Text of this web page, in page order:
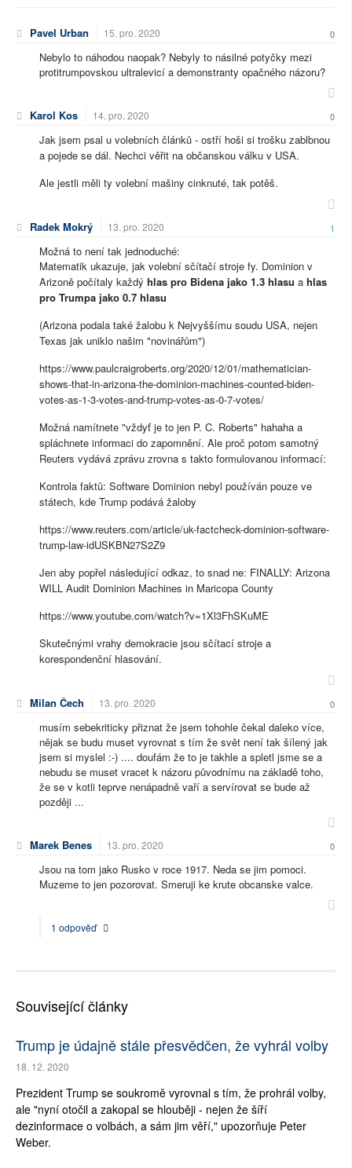
Pavel Urban 15. pro. 2020 0
Nebylo to náhodou naopak? Nebyly to násilné potyčky mezi
protitrumpovskou ultralevicí a demonstranty opačného názoru?
Karol Kos 14. pro. 2020 0
Jak jsem psal u volebních článků - ostří hoši si trošku zablbnou
a pojede se dál. Nechci věřit na občanskou válku v USA.
Ale jestli měli ty volební mašiny cinknuté, tak potěš.
Radek Mokrý 13. pro. 2020 1
Možná to není tak jednoduché:
Matematik ukazuje, jak volební sčítačí stroje fy. Dominion v
Arizoně počítaly každý hlas pro Bidena jako 1.3 hlasu a hlas
pro Trumpa jako 0.7 hlasu
(Arizona podala také žalobu k Nejvyššímu soudu USA, nejen
Texas jak uniklo našim "novinářům")
https://www.paulcraigroberts.org/2020/12/01/mathematician-
shows-that-in-arizona-the-dominion-machines-counted-biden-
votes-as-1-3-votes-and-trump-votes-as-0-7-votes/
Možná namítnete "vždyť je to jen P. C. Roberts" hahaha a
spláchnete informaci do zapomnění. Ale proč potom samotný
Reuters vydává zprávu zrovna s takto formulovanou informací:
Kontrola faktů: Software Dominion nebyl používán pouze ve
státech, kde Trump podává žaloby
https://www.reuters.com/article/uk-factcheck-dominion-software-
trump-law-idUSKBN27S2Z9
Jen aby popřel následující odkaz, to snad ne: FINALLY: Arizona
WILL Audit Dominion Machines in Maricopa County
https://www.youtube.com/watch?v=1Xl3FhSKuME
Skutečnými vrahy demokracie jsou sčítací stroje a
korespondenční hlasování.
Milan Čech 13. pro. 2020 0
musím sebekriticky přiznat že jsem tohohle čekal daleko více,
nějak se budu muset vyrovnat s tím že svět není tak šílený jak
jsem si myslel :-) .... doufám že to je takhle a spletl jsme se a
nebudu se muset vracet k názoru původnímu na základě toho,
že se v kotli teprve nenápadně vaří a servírovat se bude až
později ...
Marek Benes 13. pro. 2020 0
Jsou na tom jako Rusko v roce 1917. Neda se jim pomoci.
Muzeme to jen pozorovat. Smeruji ke krute obcanske valce.
1 odpověď
Související články
Trump je údajně stále přesvědčen, že vyhrál volby
18. 12. 2020
Prezident Trump se soukromě vyrovnal s tím, že prohrál volby,
ale "nyní otočil a zakopal se hlouběji - nejen že šíří
dezinformace o volbách, a sám jim věří," upozorňuje Peter
Weber.